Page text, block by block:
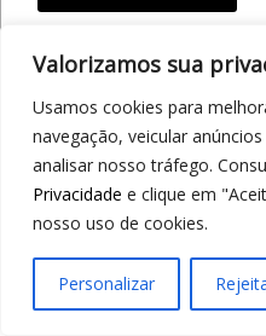
Valorizamos sua
Usamos cookies para
navegação, veicular
analisar nosso tráfego.
Privacidade e clique em
nosso uso de cookies.
Personalizar
Loja 1A99 –
Av. Alberto Benassi, 2270 -
Araraquara/SP
19
97412-5359
COMO CHEGAR